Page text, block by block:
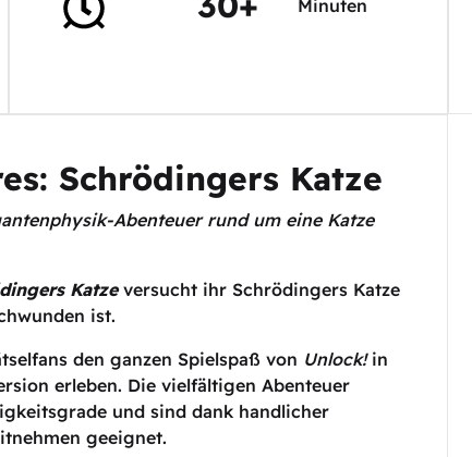
Minuten
Schrödingers Katze
Abenteuer rund um eine Katze
Katzeversucht ihr Schrödingers Katze
ist.
den ganzen Spielspaß von Unlock!in
erleben. Die vielfältigen Abenteuer
und sind dank handlicher
geeignet.